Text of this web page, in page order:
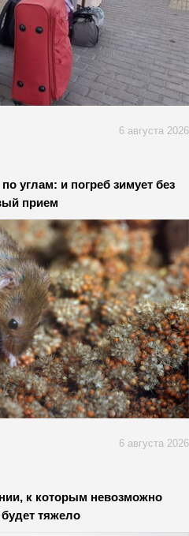
6 августа 2026
углам: и погреб зимует без
прием
6 августа 2026
к которым невозможно
тяжело